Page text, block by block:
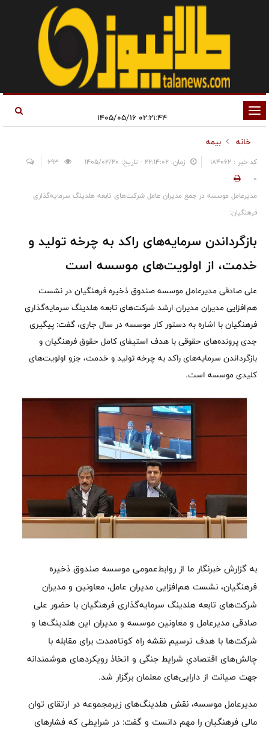
تغییر
وضعیت
ناوبری
۰۲:۲۱:۴۴ ۱۴۰۵/۰۵/۱۶
خانه
بیمه
کد خبر : 184062 زمان: ۲۲:۱۴:۰۲ - تاریخ: ۱۴۰۵/۰۲/۲۰
0
مدیرعامل موسسه در جمع مدیران عامل شرکت‌های تابعه هلدینگ سرمایه‌گذاری
فرهنگیان:
بازگرداندن سرمایه‌های راکد به چرخه تولید و
خدمت، از اولویت‌های موسسه است
علی صادقی مدیرعامل موسسه صندوق ذخیره فرهنگیان در نشست
هم‌افزایی مدیران مدیران ارشد شرکت‌های تابعه هلدینگ سرمایه‌گذاری
فرهنگیان با اشاره به دستور کار موسسه در سال جاری، گفت: پیگیری
جدی پرونده‌های حقوقی با هدف استیفای کامل حقوق فرهنگیان و
بازگرداندن سرمایه‌های راکد به چرخه تولید و خدمت، جزو اولویت‌های
کلیدی موسسه است.
به گزارش خبرنگار ما از روابط‌عمومی موسسه صندوق ذخیره
فرهنگیان، نشست هم‌افزایی مدیران عامل، معاونین و مدیران
شرکت‌های تابعه هلدینگ سرمایه‌گذاری فرهنگیان با حضور علی
صادقی مدیرعامل و معاونین موسسه و مدیران این هلدینگ‌ها و
شرکت‌ها با هدف ترسیم نقشه راه کوتاه‌مدت برای مقابله با
چالش‌های اقتصادیِ شرایط جنگی و اتخاذ رویکردهای هوشمندانه
جهت صیانت از دارایی‌های معلمان برگزار شد.
مدیرعامل موسسه، نقش هلدینگ‌های زیرمجموعه در ارتقای توان
مالی فرهنگیان را مهم دانست و گفت: در شرایطی که فشارهای